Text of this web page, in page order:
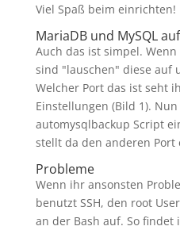
Viel Spaß beim einrichten!
MariaDB und MySQL
Auch das ist simpel.
sind "lauschen" diese auf
Welcher Port das ist seht
Einstellungen (Bild 1).
automysqlbackup Script
stellt da den anderen Port
Probleme
Wenn ihr ansonsten
benutzt SSH, den root
an der Bash auf. So